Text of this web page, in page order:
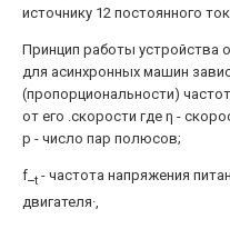
источнику 12 постоянного
Принцип работы устройства
для асинхронных машин
(пропорциональности)
от его .скорости где η -
р - число пар полюсов;
f_ t - частота напряжения
двигателя·,